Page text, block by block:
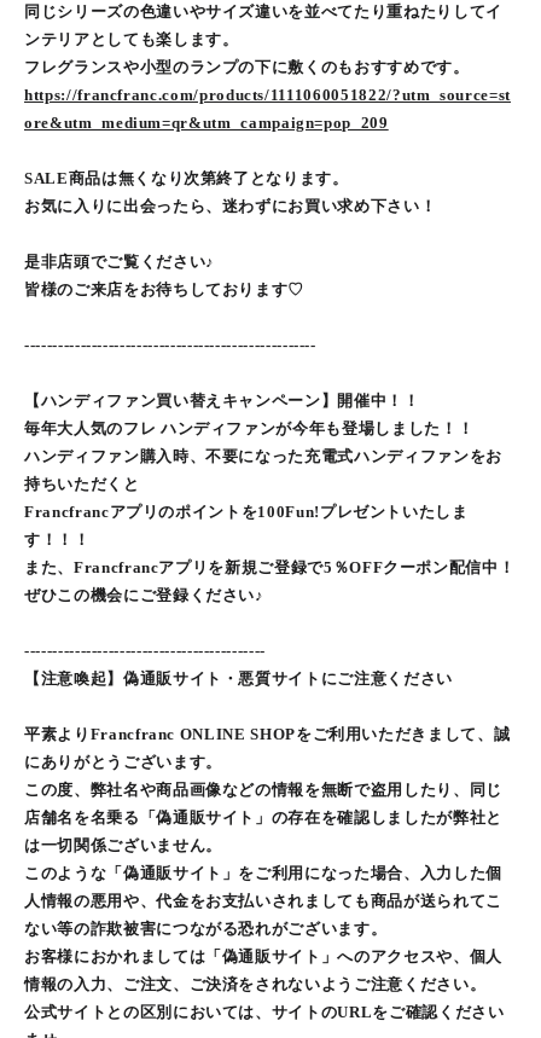
同じシリーズの色違いやサイズ違いを並べてたり重ねたりしてイ
ンテリアとしても楽します。
フレグランスや小型のランプの下に敷くのもおすすめです。
https://francfranc.com/products/1111060051822/?utm_source=st
ore&utm_medium=qr&utm_campaign=pop_209
SALE商品は無くなり次第終了となります。
お気に入りに出会ったら、迷わずにお買い求め下さい！
是非店頭でご覧ください♪
皆様のご来店をお待ちしております♡
----------------------------------------------------
【ハンディファン買い替えキャンペーン】開催中！！
毎年大人気のフレ ハンディファンが今年も登場しました！！
ハンディファン購入時、不要になった充電式ハンディファンをお
持ちいただくと
Francfrancアプリのポイントを100Fun!プレゼントいたしま
す！！！
また、Francfrancアプリを新規ご登録で5％OFFクーポン配信中！
ぜひこの機会にご登録ください♪
-------------------------------------------
【注意喚起】偽通販サイト・悪質サイトにご注意ください
平素よりFrancfranc ONLINE SHOPをご利用いただきまして、誠
にありがとうございます。
この度、弊社名や商品画像などの情報を無断で盗用したり、同じ
店舗名を名乗る「偽通販サイト」の存在を確認しましたが弊社と
は一切関係ございません。
このような「偽通販サイト」をご利用になった場合、入力した個
人情報の悪用や、代金をお支払いされましても商品が送られてこ
ない等の詐欺被害につながる恐れがございます。
お客様におかれましては「偽通販サイト」へのアクセスや、個人
情報の入力、ご注文、ご決済をされないようご注意ください。
公式サイトとの区別においては、サイトのURLをご確認ください